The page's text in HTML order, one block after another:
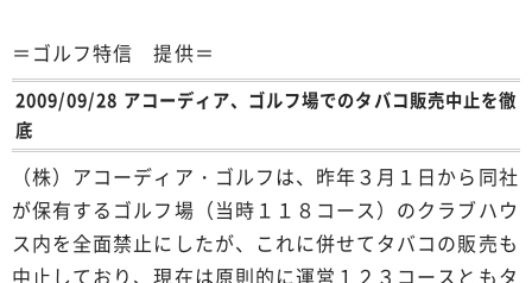
＝ゴルフ特信 提供＝
2009/09/28 アコーディア、ゴルフ場でのタバコ販売中止を徹
底
（株）アコーディア・ゴルフは、昨年３月１日から同社
が保有するゴルフ場（当時１１８コース）のクラブハウ
ス内を全面禁止にしたが、これに併せてタバコの販売も
中止しており、現在は原則的に運営１２３コースともタ